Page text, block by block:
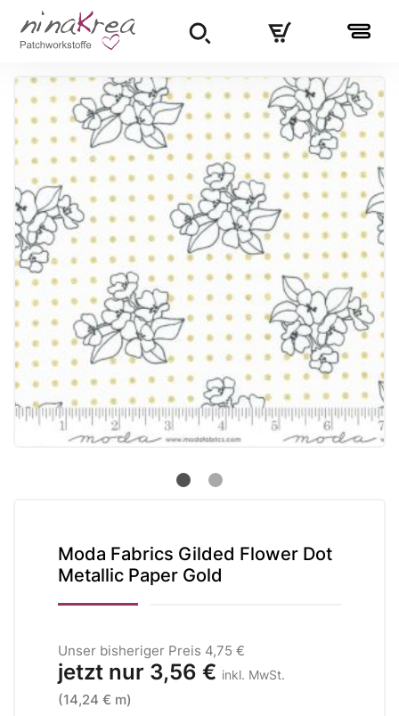
Moda Fabrics Gilded Flower Dot
Metallic Paper Gold
Unser bisheriger Preis 4,75 €
jetzt nur 3,56 € inkl. MwSt.
(14,24 € m)